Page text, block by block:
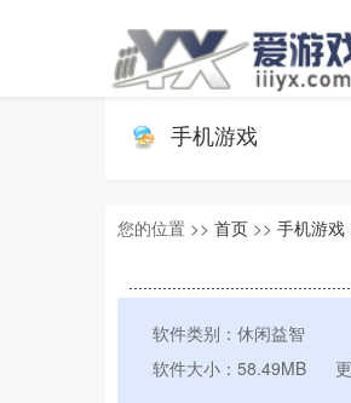
手机游戏
您的位置 >> 首页 >> 手机游戏
软件类别：休闲益智
软件大小：58.49MB